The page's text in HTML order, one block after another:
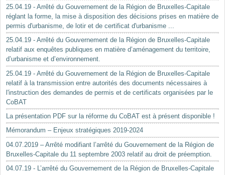
25.04.19 - Arrêté du Gouvernement de la Région de Bruxelles-Capitale
réglant la forme, la mise à disposition des décisions prises en matière de
permis d'urbanisme, de lotir et de certificat d'urbanisme ...
25.04.19 - Arrêté du Gouvernement de la Région de Bruxelles-Capitale
relatif aux enquêtes publiques en matière d’aménagement du territoire,
d’urbanisme et d’environnement.
25.04.19 - Arrêté du Gouvernement de la Région de Bruxelles-Capitale
relatif à la transmission entre autorités des documents nécessaires à
l'instruction des demandes de permis et de certificats organisées par le
CoBAT
La présentation PDF sur la réforme du CoBAT est à présent disponible !
Mémorandum – Enjeux stratégiques 2019-2024
04.07.2019 – Arrêté modifiant l’arrêté du Gouvernement de la Région de
Bruxelles-Capitale du 11 septembre 2003 relatif au droit de préemption.
04.07.19 - L’arrêté du Gouvernement de la Région de Bruxelles-Capitale